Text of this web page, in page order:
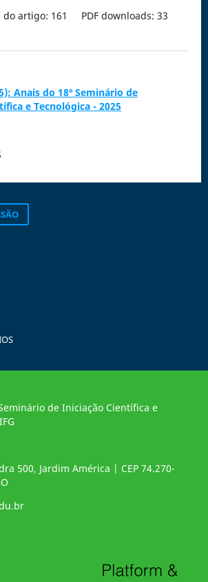
do artigo: 161 PDF downloads: 33
Anais do 18º Seminário de
e Tecnológica - 2025
de Iniciação Científica e
500, Jardim América | CEP 74.270-